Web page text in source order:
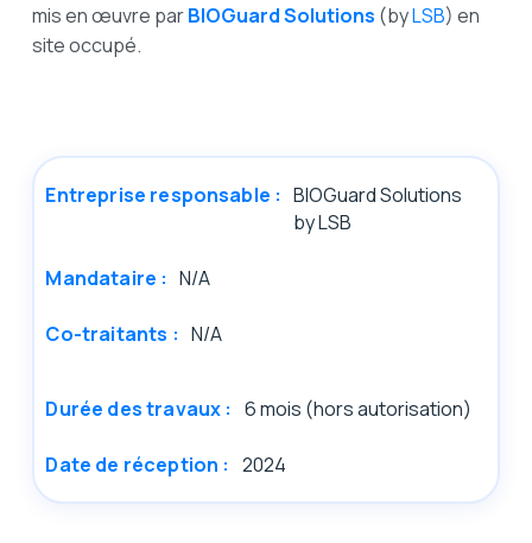
mis en œuvre parBIOGuard Solutions (byLSB) en
site occupé.
Entreprise responsable : BIOGuard Solutions
by LSB
Mandataire : N/A
Co-traitants : N/A
Durée des travaux : 6 mois (hors autorisation)
Date de réception : 2024